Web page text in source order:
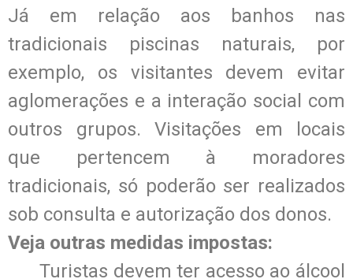
Já em relação aos banhos nas
tradicionais piscinas naturais, por
exemplo, os visitantes devem evitar
aglomerações e a interação social com
outros grupos. Visitações em locais
que pertencem à moradores
tradicionais, só poderão ser realizados
sob consulta e autorização dos donos.
Veja outras medidas impostas:
Turistas devem ter acesso ao álcool